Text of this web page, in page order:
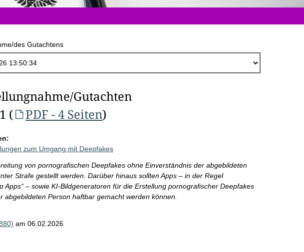
des Gutachtens
Gutachten
(
PDF - 4 Seiten)
zum Umgang mit Deepfakes
von pornografischen Deepfakes ohne Einverständnis der abgebildeten
Strafe gestellt werden. Darüber hinaus sollten Apps – in der Regel
Apps“ – sowie KI-Bildgeneratoren für die Erstellung pornografischer Deepfakes
abgebildeten Person haftbar gemacht werden können.
am 06.02.2026